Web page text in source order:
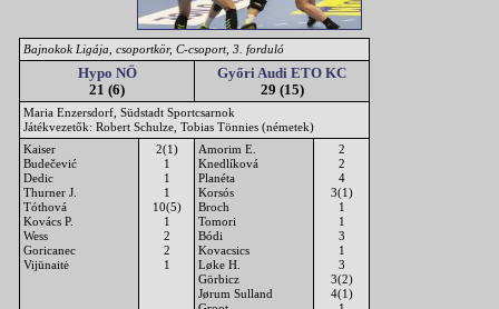
Bajnokok Ligája, csoportkör, C-csoport, 3. forduló
Hypo NÖ
21 (6)
Győri Audi ETO KC
29 (15)
Maria Enzersdorf, Südstadt Sportcsarnok
Játékvezetők: Robert Schulze, Tobias Tönnies (németek)
Kaiser
Budečević
Dedic
Thurner J.
Tóthová
Kovács P.
Wess
Goricanec
Vijūnaitė
2(1)
1
1
1
10(5)
1
2
2
1
Amorim E.
Knedlíková
Planéta
Korsós
Broch
Tomori
Bódi
Kovacsics
Løke H.
Görbicz
Jørum Sulland
2
2
4
3(1)
1
1
3
1
3
3(2)
4(1)